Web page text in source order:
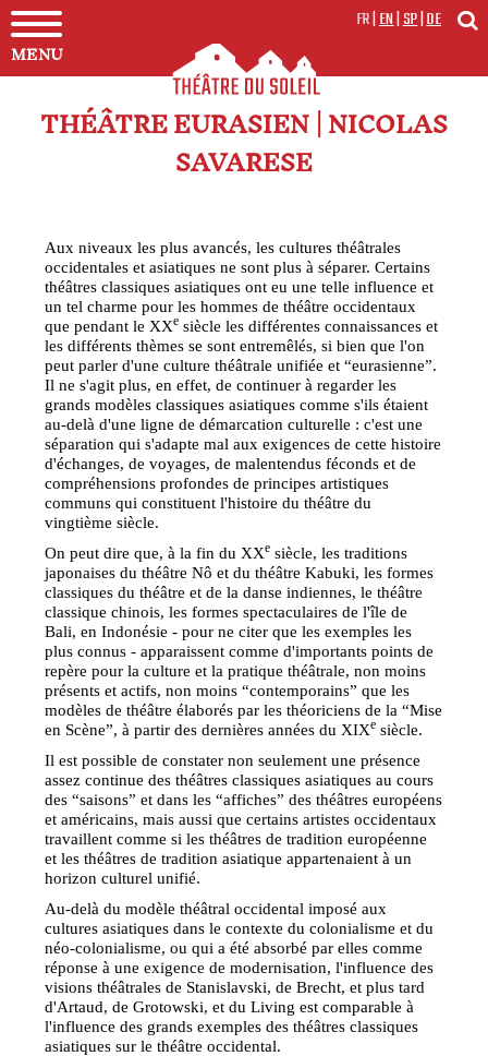
MENU
FR|EN|SP|DE
THÉÂTRE EURASIEN | NICOLAS
SAVARESE
Aux niveaux les plus avancés, les cultures théâtrales
occidentales et asiatiques ne sont plus à séparer. Certains
théâtres classiques asiatiques ont eu une telle influence et
un tel charme pour les hommes de théâtre occidentaux
que pendant le XXe siècle les différentes connaissances et
les différents thèmes se sont entremêlés, si bien que l'on
peut parler d'une culture théâtrale unifiée et “eurasienne”.
Il ne s'agit plus, en effet, de continuer à regarder les
grands modèles classiques asiatiques comme s'ils étaient
au-delà d'une ligne de démarcation culturelle : c'est une
séparation qui s'adapte mal aux exigences de cette histoire
d'échanges, de voyages, de malentendus féconds et de
compréhensions profondes de principes artistiques
communs qui constituent l'histoire du théâtre du
vingtième siècle.
On peut dire que, à la fin du XXe siècle, les traditions
japonaises du théâtre Nô et du théâtre Kabuki, les formes
classiques du théâtre et de la danse indiennes, le théâtre
classique chinois, les formes spectaculaires de l'île de
Bali, en Indonésie - pour ne citer que les exemples les
plus connus - apparaissent comme d'importants points de
repère pour la culture et la pratique théâtrale, non moins
présents et actifs, non moins “contemporains” que les
modèles de théâtre élaborés par les théoriciens de la “Mise
en Scène”, à partir des dernières années du XIXe siècle.
Il est possible de constater non seulement une présence
assez continue des théâtres classiques asiatiques au cours
des “saisons” et dans les “affiches” des théâtres européens
et américains, mais aussi que certains artistes occidentaux
travaillent comme si les théâtres de tradition européenne
et les théâtres de tradition asiatique appartenaient à un
horizon culturel unifié.
Au-delà du modèle théâtral occidental imposé aux
cultures asiatiques dans le contexte du colonialisme et du
néo-colonialisme, ou qui a été absorbé par elles comme
réponse à une exigence de modernisation, l'influence des
visions théâtrales de Stanislavski, de Brecht, et plus tard
d'Artaud, de Grotowski, et du Living est comparable à
l'influence des grands exemples des théâtres classiques
asiatiques sur le théâtre occidental.